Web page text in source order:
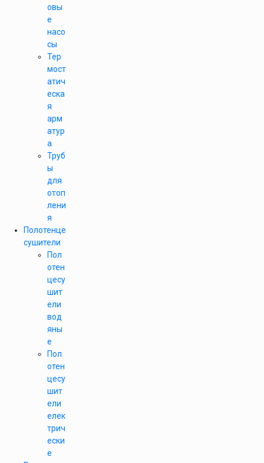
овы
е
насо
сы
Тер
мост
атич
еска
я
арм
атур
а
Труб
ы
для
отоп
лени
я
Полотенце
сушители
Пол
отен
цесу
шит
ели
вод
яны
е
Пол
отен
цесу
шит
ели
елек
трич
ески
е